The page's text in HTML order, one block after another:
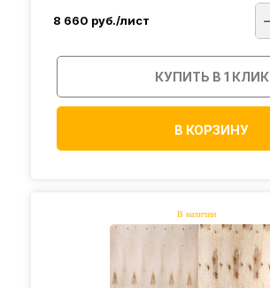
8 660 руб./лист
КУПИТЬ В 1 КЛИК
В КОРЗИНУ